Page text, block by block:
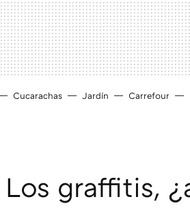
Cucarachas Jardín Carrefour
Los graffitis,